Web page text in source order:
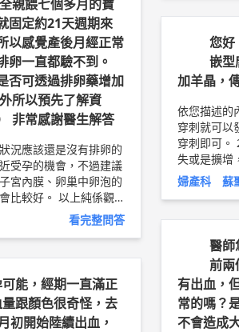
診為準。 禾馨台
師 台北博仁海扶中心
bit.ly/2uX57GN
掛號資訊ℹ️
訊 專長：
無麻醉子
肉， 麻醉
腺症 台北民權禾馨 週一晚診 週二早診 週四午診 週五下
縣市的患者
鐘。 楊梅怡仁禾馨 週四早診 ?楊梅禾馨怡仁： 桃園市楊
梅區楊新北路321巷
以醫師實際看診為準。 禾
院 主治醫師
介 ►http://
親餵七個多月的寶
固定約21天週期來
以感覺產後月經正常
卵一直都驗不到。
否可透過排卵藥增加
所以預先了解資
非常感謝醫生解答
況應該還是沒有排卵的
受孕的機會，不過建議
宮內膜、卵巢中卵泡的
以上純係觀
新竹
附設醫院 婦產科 主治醫師 蘇聖淵 醫師簡介 ►http://bi
看完整問答
您好
嵌型
加羊晶，
依您描述的
穿刺就可以
穿刺即可。
失或是擴增
胞，我們會
是用肉眼看
題會無法從
的細胞打
體作比對
過太小的
例如地中海
您的情況作
片，這部分
婦產科 蘇
醫師
前兩
有出血，
常的嗎？
不會造成
能，經期一直滿正
跟顏色很奇怪，去
初開始陸續出血，